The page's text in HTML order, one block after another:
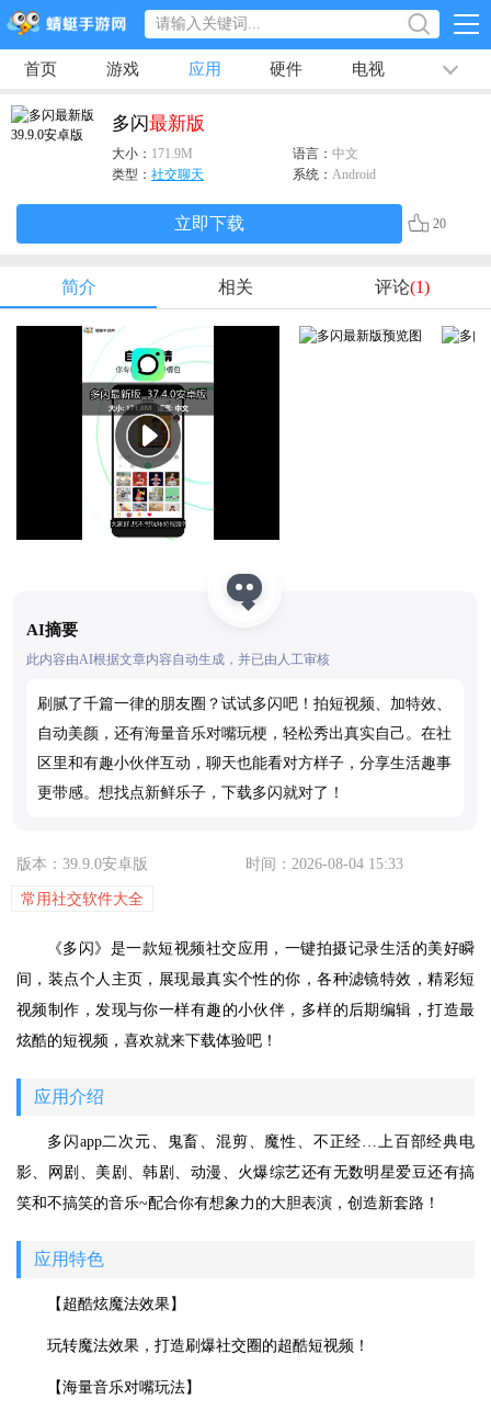
首页 游戏 应用 硬件 电视 排行榜
专题
多闪最新版
大小： 171.9M 语言： 中文
类型： 社交聊天 系统： Android
立即下载 20
简介 相关 评论(1)
AI摘要
此内容由AI根据文章内容自动生成，并已由人工审核
刷腻了千篇一律的朋友圈？试试多闪吧！拍短视频、加特效、
自动美颜，还有海量音乐对嘴玩梗，轻松秀出真实自己。在社
区里和有趣小伙伴互动，聊天也能看对方样子，分享生活趣事
更带感。想找点新鲜乐子，下载多闪就对了！
版本：39.9.0安卓版 时间：2026-08-04 15:33
常用社交软件大全
《多闪》是一款短视频社交应用，一键拍摄记录生活的美好瞬
间，装点个人主页，展现最真实个性的你，各种滤镜特效，精彩短
视频制作，发现与你一样有趣的小伙伴，多样的后期编辑，打造最
炫酷的短视频，喜欢就来下载体验吧！
应用介绍
多闪app二次元、鬼畜、混剪、魔性、不正经…上百部经典电
影、网剧、美剧、韩剧、动漫、火爆综艺还有无数明星爱豆还有搞
笑和不搞笑的音乐~配合你有想象力的大胆表演，创造新套路！
应用特色
【超酷炫魔法效果】
玩转魔法效果，打造刷爆社交圈的超酷短视频！
【海量音乐对嘴玩法】